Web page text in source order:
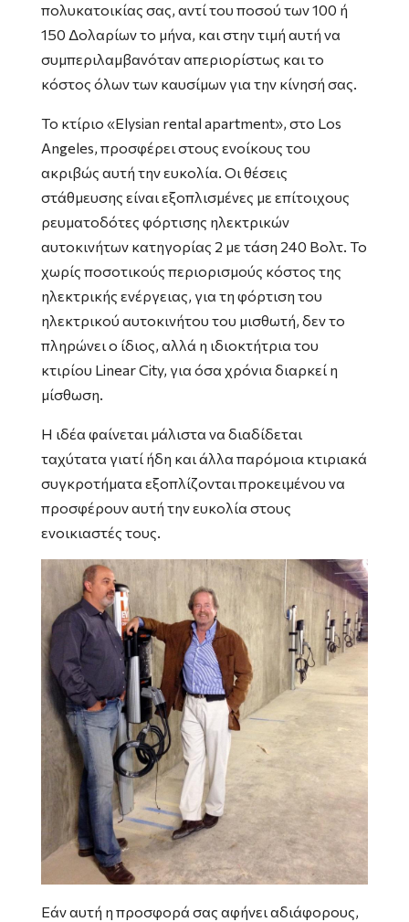
πολυκατοικίας σας, αντί του ποσού των 100 ή
150 Δολαρίων το μήνα, και στην τιμή αυτή να
συμπεριλαμβανόταν απεριορίστως και το
κόστος όλων των καυσίμων για την κίνησή σας.
Το κτίριο «Elysian rental apartment», στο Los
Angeles, προσφέρει στους ενοίκους του
ακριβώς αυτή την ευκολία. Οι θέσεις
στάθμευσης είναι εξοπλισμένες με επίτοιχους
ρευματοδότες φόρτισης ηλεκτρικών
αυτοκινήτων κατηγορίας 2 με τάση 240 Βολτ. Το
χωρίς ποσοτικούς περιορισμούς κόστος της
ηλεκτρικής ενέργειας, για τη φόρτιση του
ηλεκτρικού αυτοκινήτου του μισθωτή, δεν το
πληρώνει ο ίδιος, αλλά η ιδιοκτήτρια του
κτιρίου Linear City, για όσα χρόνια διαρκεί η
μίσθωση.
Η ιδέα φαίνεται μάλιστα να διαδίδεται
ταχύτατα γιατί ήδη και άλλα παρόμοια κτιριακά
συγκροτήματα εξοπλίζονται προκειμένου να
προσφέρουν αυτή την ευκολία στους
ενοικιαστές τους.
Εάν αυτή η προσφορά σας αφήνει αδιάφορους,